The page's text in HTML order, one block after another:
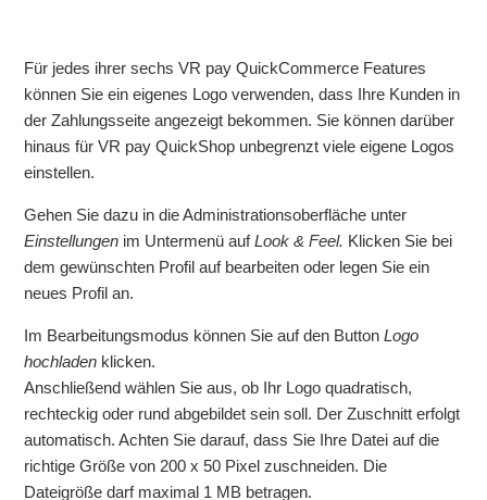
Wie kann ich rechtliche Angaben (z.B. Impressum) auf
meine Homepage verlinken?
Kann ich meine eigene Domain für VR pay
QuickCommerce verwenden?
Wie verwende ich mein eigenes Logo?
Google Merchant Center Feed
Weitere anzeigen
Für jedes ihrer sechs VR pay QuickCommerce Features
können Sie ein eigenes Logo verwenden, dass Ihre Kunden in
der Zahlungsseite angezeigt bekommen. Sie können darüber
hinaus für VR pay QuickShop unbegrenzt viele eigene Logos
einstellen.
Gehen Sie dazu in die Administrationsoberfläche unter
Einstellungen im Untermenü aufLook & Feel. Klicken Sie bei
dem gewünschten Profil auf bearbeiten oder legen Sie ein
neues Profil an.
Im Bearbeitungsmodus können Sie auf den ButtonLogo
hochladen klicken.
Anschließend wählen Sie aus, ob Ihr Logo quadratisch,
rechteckig oder rund abgebildet sein soll. Der Zuschnitt erfolgt
automatisch. Achten Sie darauf, dass Sie Ihre Datei auf die
richtige Größe von 200 x 50 Pixel zuschneiden. Die
Dateigröße darf maximal 1 MB betragen.